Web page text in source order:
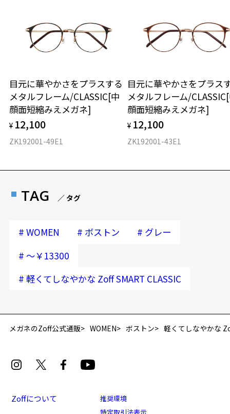
目元に華やかさをプラスする
メタルフレーム/CLASSIC[中
顔面短縮みえメガネ]
¥ 12,100
ZK192001-49E1
目元に華やかさをプラス
メタルフレーム/
顔面短縮みえメガネ]
¥ 12,100
ZK192001-43E1
TAG ／ タグ
# WOMEN # ボストン # グレー
# ～￥13300
# 軽くてしなやかな Zoff SMART CLASSIC
メガネのZoff公式通販 WOMEN ボストン 軽くてしなやかな
Zoffについて
推奨環境